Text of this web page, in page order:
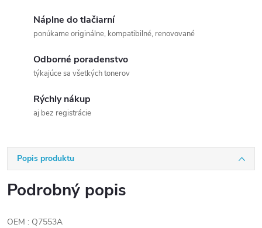
Náplne do tlačiarní
ponúkame originálne, kompatibilné, renovované
Odborné poradenstvo
týkajúce sa všetkých tonerov
Rýchly nákup
aj bez registrácie
Popis produktu
Podrobný popis
OEM : Q7553A